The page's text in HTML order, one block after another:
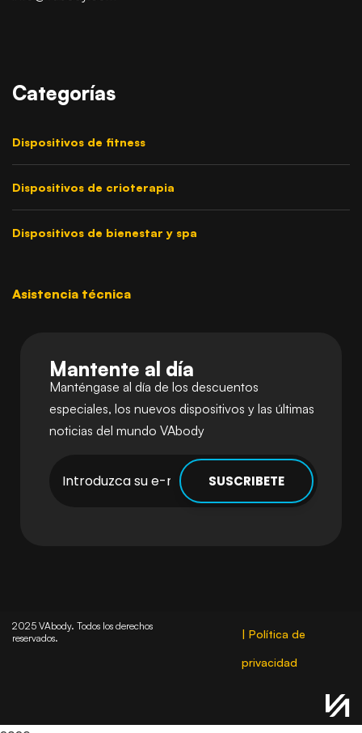
Categorías
Dispositivos de fitness
Dispositivos de crioterapia
Dispositivos de bienestar y spa
Asistencia técnica
Mantente al día
Manténgase al día de los descuentos
especiales, los nuevos dispositivos y las últimas
noticias del mundo VAbody
2025 VAbody. Todos los derechos
reservados.
| Política de
privacidad